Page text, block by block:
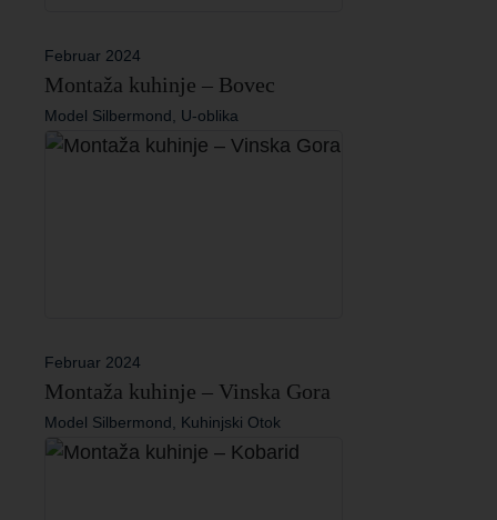
Februar 2024
Montaža kuhinje – Bovec
Model Silbermond, U-oblika
Februar 2024
Montaža kuhinje – Vinska Gora
Model Silbermond, Kuhinjski Otok